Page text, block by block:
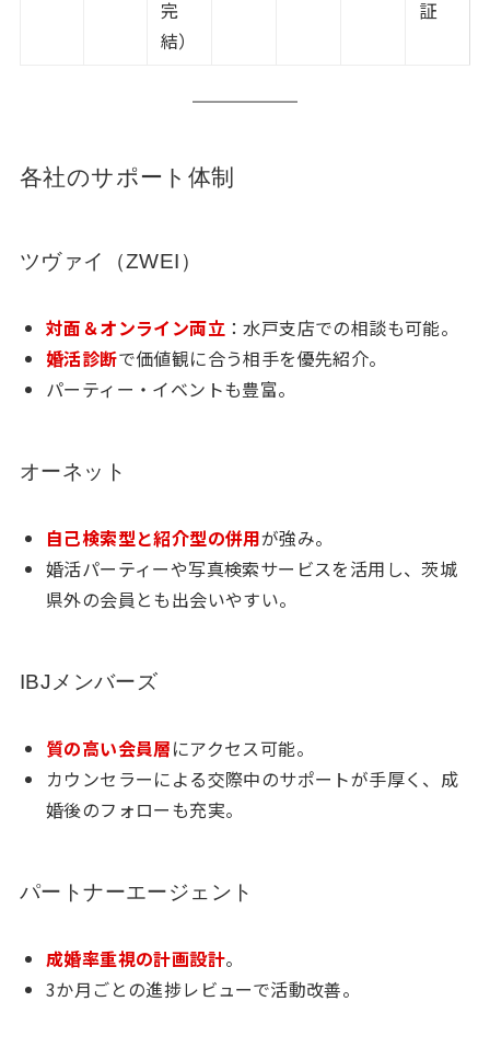
完
結）
証
各社のサポート体制
ツヴァイ（ZWEI）
対面＆オンライン両立：水戸支店での相談も可能。
婚活診断で価値観に合う相手を優先紹介。
パーティー・イベントも豊富。
オーネット
自己検索型と紹介型の併用が強み。
婚活パーティーや写真検索サービスを活用し、茨城
県外の会員とも出会いやすい。
IBJメンバーズ
質の高い会員層にアクセス可能。
カウンセラーによる交際中のサポートが手厚く、成
婚後のフォローも充実。
パートナーエージェント
成婚率重視の計画設計。
3か月ごとの進捗レビューで活動改善。